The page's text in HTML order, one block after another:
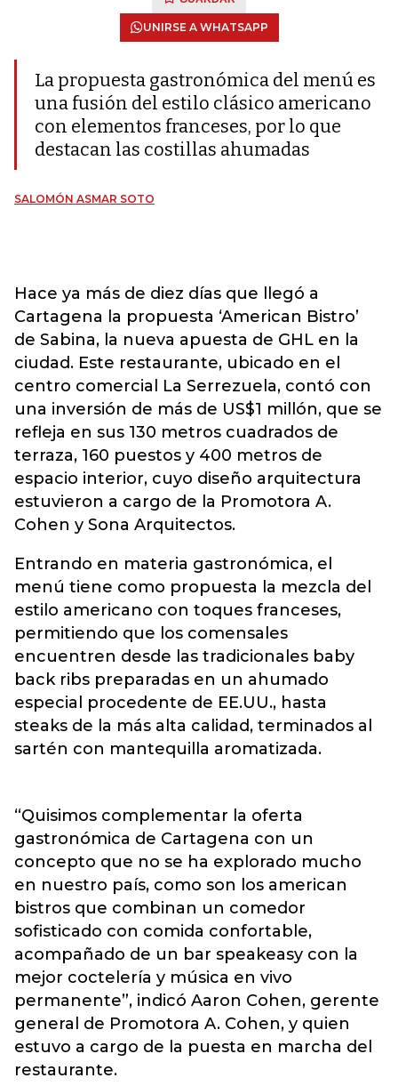
UNIRSE A WHATSAPP
La propuesta gastronómica del menú es
una fusión del estilo clásico americano
con elementos franceses, por lo que
destacan las costillas ahumadas
SALOMÓN ASMAR SOTO
Hace ya más de diez días que llegó a
Cartagena la propuesta ‘American Bistro’
de Sabina, la nueva apuesta de GHL en la
ciudad. Este restaurante, ubicado en el
centro comercial La Serrezuela, contó con
una inversión de más de US$1 millón, que se
refleja en sus 130 metros cuadrados de
terraza, 160 puestos y 400 metros de
espacio interior, cuyo diseño arquitectura
estuvieron a cargo de la Promotora A.
Cohen y Sona Arquitectos.
Entrando en materia gastronómica, el
menú tiene como propuesta la mezcla del
estilo americano con toques franceses,
permitiendo que los comensales
encuentren desde las tradicionales baby
back ribs preparadas en un ahumado
especial procedente de EE.UU., hasta
steaks de la más alta calidad, terminados al
sartén con mantequilla aromatizada.
“Quisimos complementar la oferta
gastronómica de Cartagena con un
concepto que no se ha explorado mucho
en nuestro país, como son los american
bistros que combinan un comedor
sofisticado con comida confortable,
acompañado de un bar speakeasy con la
mejor coctelería y música en vivo
permanente”, indicó Aaron Cohen, gerente
general de Promotora A. Cohen, y quien
estuvo a cargo de la puesta en marcha del
restaurante.